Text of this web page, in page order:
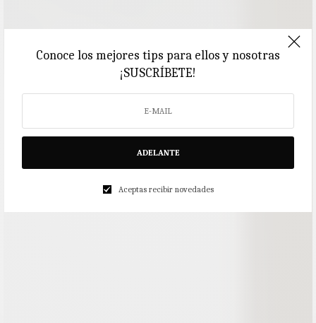
Conoce los mejores tips para ellos y nosotras
¡SUSCRÍBETE!
ADELANTE
Aceptas recibir novedades